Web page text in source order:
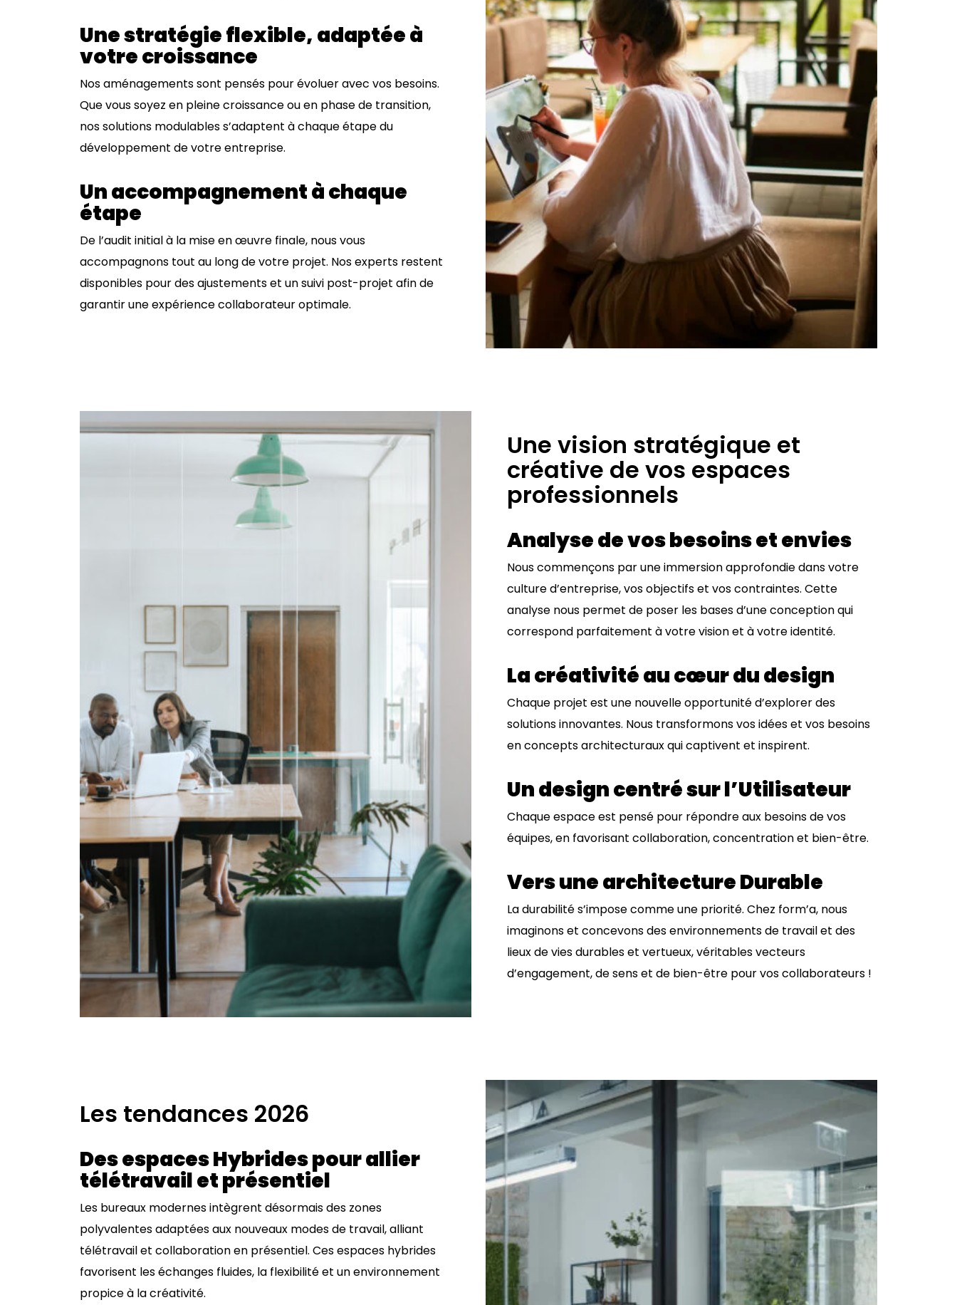
Une stratégie flexible, adaptée à
votre croissance
Nos aménagements sont pensés pour évoluer avec vos besoins.
Que vous soyez en pleine croissance ou en phase de transition,
nos solutions modulables s’adaptent à chaque étape du
développement de votre entreprise.
Un accompagnement à chaque
étape
De l’audit initial à la mise en œuvre finale, nous vous
accompagnons tout au long de votre projet. Nos experts restent
disponibles pour des ajustements et un suivi post-projet afin de
garantir une expérience collaborateur optimale.
Une vision stratégique et
créative de vos espaces
professionnels
Analyse de vos besoins et envies
Nous commençons par une immersion approfondie dans votre
culture d’entreprise, vos objectifs et vos contraintes. Cette
analyse nous permet de poser les bases d’une conception qui
correspond parfaitement à votre vision et à votre identité.
La créativité au cœur du design
Chaque projet est une nouvelle opportunité d’explorer des
solutions innovantes. Nous transformons vos idées et vos besoins
en concepts architecturaux qui captivent et inspirent.
Un design centré sur l’Utilisateur
Chaque espace est pensé pour répondre aux besoins de vos
équipes, en favorisant collaboration, concentration et bien-être.
Vers une architecture Durable
La durabilité s’impose comme une priorité. Chez form’a, nous
imaginons et concevons des environnements de travail et des
lieux de vies durables et vertueux, véritables vecteurs
d’engagement, de sens et de bien-être pour vos collaborateurs !
Les tendances 2026
Des espaces Hybrides pour allier
télétravail et présentiel
Les bureaux modernes intègrent désormais des zones
polyvalentes adaptées aux nouveaux modes de travail, alliant
télétravail et collaboration en présentiel. Ces espaces hybrides
favorisent les échanges fluides, la flexibilité et un environnement
propice à la créativité.